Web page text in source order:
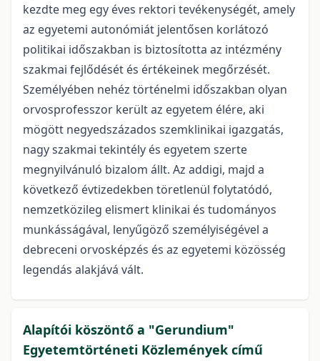
kezdte meg egy éves rektori tevékenységét, amely
az egyetemi autonómiát jelentősen korlátozó
politikai időszakban is biztosította az intézmény
szakmai fejlődését és értékeinek megőrzését.
Személyében nehéz történelmi időszakban olyan
orvosprofesszor került az egyetem élére, aki
mögött negyedszázados szemklinikai igazgatás,
nagy szakmai tekintély és egyetem szerte
megnyilvánuló bizalom állt. Az addigi, majd a
következő évtizedekben töretlenül folytatódó,
nemzetközileg elismert klinikai és tudományos
munkásságával, lenyűgöző személyiségével a
debreceni orvosképzés és az egyetemi közösség
legendás alakjává vált.
Alapítói köszöntő a "Gerundium"
Egyetemtörténeti Közlemények című